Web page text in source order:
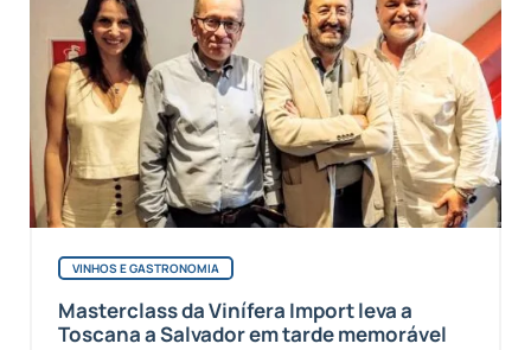
VINHOS E GASTRONOMIA
Masterclass da Vinífera Import leva a
Toscana a Salvador em tarde memorável